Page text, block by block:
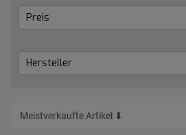
Lieferzeit 1 bis 3 Werktage
Preis
Hersteller